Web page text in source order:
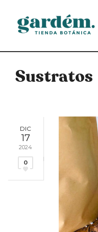
Sustratos
DIC
17
2024
0